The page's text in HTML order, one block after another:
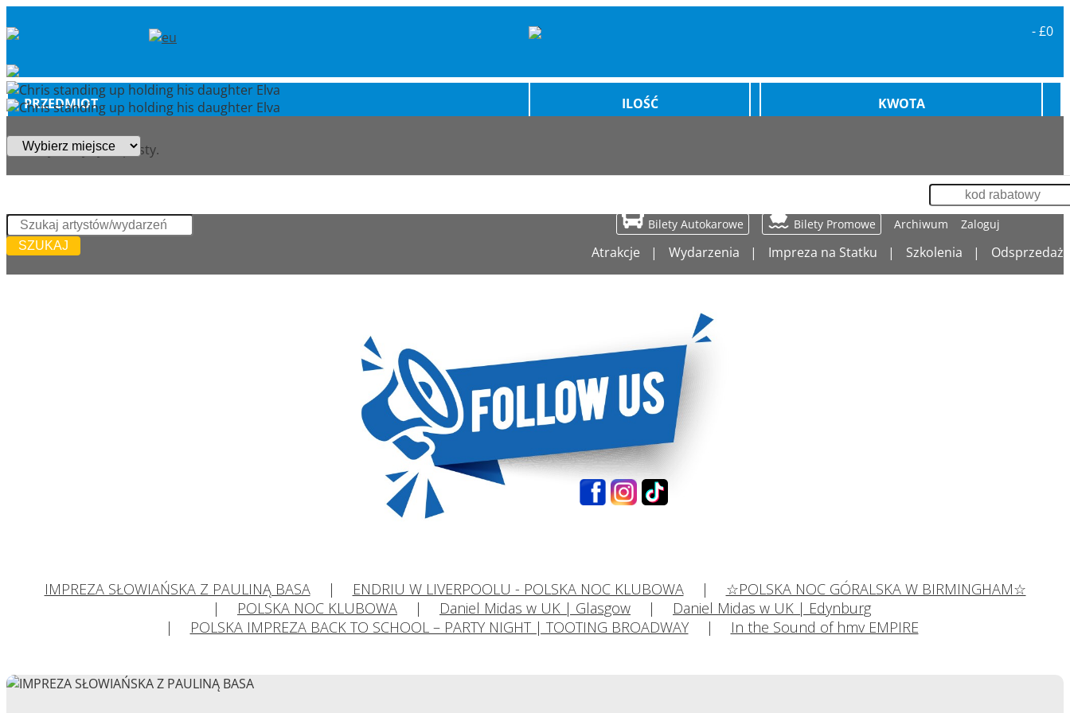
-£0
PRZEDMIOT ILOŚĆ KWOTA
Twój koszyk jest pusty.
Bilety Autokarowe Bilety Promowe Archiwum Zaloguj
Atrakcje Wydarzenia Impreza na Statku Szkolenia Odsprzedaż
IMPREZA SŁOWIAŃSKA Z PAULINĄ BASA ENDRIU W LIVERPOOLU - POLSKA NOC KLUBOWA
☆POLSKA NOC GÓRALSKA W BIRMINGHAM☆
POLSKA NOC KLUBOWA
Daniel Midas w UK | Glasgow
Daniel Midas w UK | Edynburg
POLSKA IMPREZA BACK TO SCHOOL – PARTY NIGHT | TOOTING BROADWAY
In the Sound of hmv EMPIRE